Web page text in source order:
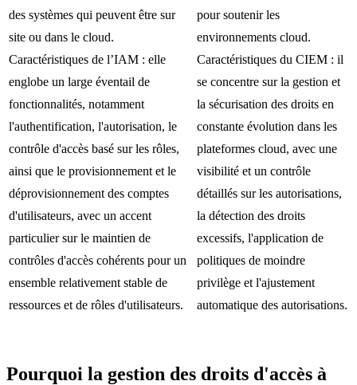
des systèmes qui peuvent être sur
site ou dans le cloud.
Caractéristiques de l’IAM : elle
englobe un large éventail de
fonctionnalités, notamment
l'authentification, l'autorisation, le
contrôle d'accès basé sur les rôles,
ainsi que le provisionnement et le
déprovisionnement des comptes
d'utilisateurs, avec un accent
particulier sur le maintien de
contrôles d'accès cohérents pour un
ensemble relativement stable de
ressources et de rôles d'utilisateurs.
pour soutenir les
environnements cloud.
Caractéristiques du CIEM : il
se concentre sur la gestion et
la sécurisation des droits en
constante évolution dans les
plateformes cloud, avec une
visibilité et un contrôle
détaillés sur les autorisations,
la détection des droits
excessifs, l'application de
politiques de moindre
privilège et l'ajustement
automatique des autorisations.
Pourquoi la gestion des droits d'accès à